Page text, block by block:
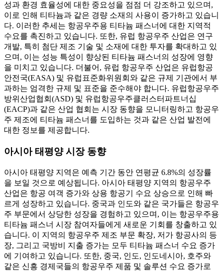
성과 환경 효율성에 대한 중요성을 점점 더 강조하고 있으며,
이로 인해 티타늄과 같은 경량 소재의 사용이 증가하고 있습니
다. 이러한 추세는 항공우주용 티타늄 패스너에 대한 지역적
수요를 촉진하고 있습니다. 또한, 유럽 항공우주 산업은 연구
개발, 특히 첨단 제조 기술 및 소재에 대한 투자를 확대하고 있
으며, 이는 성능 특성이 향상된 티타늄 패스너의 성장에 영향
을 미치고 있습니다. 더불어, 유럽 항공우주 산업은 유럽항공
안전국(EASA) 및 유럽표준화위원회와 같은 규제 기관에서 부
과하는 엄격한 규제 및 표준을 준수해야 합니다. 유럽항공우주
방위산업협회(ASD) 및 유럽항공우주클러스터파트너십
(EACP)과 같은 산업 협회는 시장 동향을 모니터링하고 항공우
주 제조에 티타늄 패스너를 도입하는 것과 같은 산업 발전에
대한 정보를 제공합니다.
아시아 태평양 시장 동향
아시아 태평양 지역은 예측 기간 동안 연평균 6.8%의 성장률
을 보일 것으로 예상됩니다. 아시아 태평양 지역의 항공우주
산업은 항공 여객 증가와 상용 항공기 수요 상승으로 인해 빠
르게 성장하고 있습니다. 중국과 인도와 같은 국가들은 항공우
주 부문에서 상당한 성장을 경험하고 있으며, 이는 항공우주용
티타늄 패스너 시장 참여자들에게 새로운 기회를 창출하고 있
습니다. 이 지역의 항공우주 제조 부문 확장, 저가 항공사의 등
장, 그리고 국방비 지출 증가는 모두 티타늄 패스너 수요 증가
에 기여하고 있습니다. 또한, 중국, 인도, 인도네시아, 호주와
같은 신흥 경제국들의 항공우주 제품 및 솔루션 수요 증가로